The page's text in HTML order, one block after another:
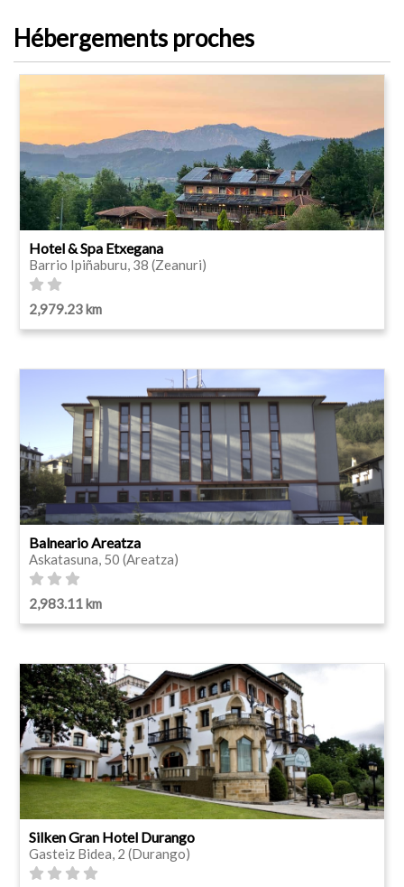
Hébergements proches
Hotel & Spa Etxegana
Barrio Ipiñaburu, 38 (Zeanuri)
2,979.23 km
Balneario Areatza
Askatasuna, 50 (Areatza)
2,983.11 km
Silken Gran Hotel Durango
Gasteiz Bidea, 2 (Durango)